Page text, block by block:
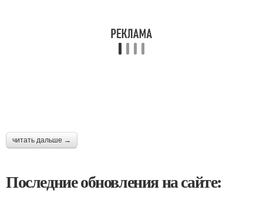
читать дальше →
Последние обновления на сайте: